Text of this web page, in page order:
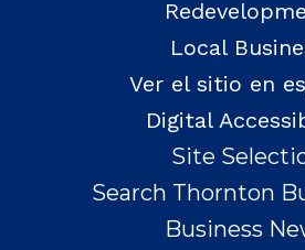
Local
Ver el sitio en
Digital
Site
Search Thornton
Business